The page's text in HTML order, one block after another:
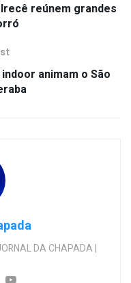
reúnem grandes
animam o São
DA CHAPADA |